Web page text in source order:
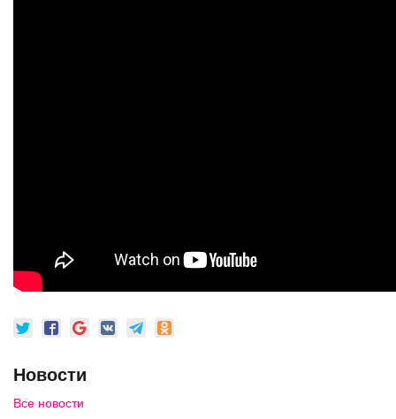
Новости
Все новости